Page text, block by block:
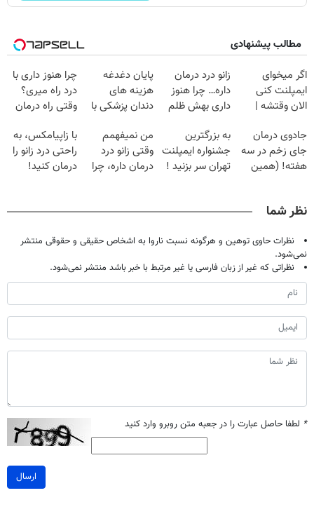
مطالب پیشنهادی
اگر میخوای
ایمپلنت کنی
الان وقتشه |
میلیون تومان!!!
زانو درد درمان
داره… چرا هنوز
داری بهش ظلم
پایان دغدغه
هزینه های
دندان پزشکی با
خانگی
چرا هنوز داری با
درد راه میری؟
وقتی راه درمان
جادوی درمان
جای زخم در سه
هفته! (همین
به بزرگترین
جشنواره ایمپلنت
تهران سر بزنید !
من نمیفهمم
وقتی زانو درد
درمان داره، چرا
با زاپیامکس، به
راحتی درد زانو را
درمان کنید!
نظر شما
نظرات حاوی توهین و هرگونه نسبت ناروا به اشخاص حقیقی و حقوقی منتشر
نمی‌شود.
نظراتی که غیر از زبان فارسی یا غیر مرتبط با خبر باشد منتشر نمی‌شود.
* لطفا حاصل عبارت را در جعبه متن روبرو وارد کنید
ارسال